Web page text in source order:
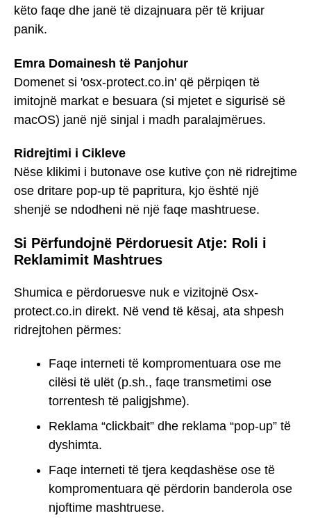
këto faqe dhe janë të dizajnuara për të krijuar
panik.
Emra Domainesh të Panjohur
Domenet si 'osx-protect.co.in' që përpiqen të
imitojnë markat e besuara (si mjetet e sigurisë së
macOS) janë një sinjal i madh paralajmërues.
Ridrejtimi i Cikleve
Nëse klikimi i butonave ose kutive çon në ridrejtime
ose dritare pop-up të papritura, kjo është një
shenjë se ndodheni në një faqe mashtruese.
Si Përfundojnë Përdoruesit Atje: Roli i
Reklamimit Mashtrues
Shumica e përdoruesve nuk e vizitojnë Osx-
protect.co.in direkt. Në vend të kësaj, ata shpesh
ridrejtohen përmes:
Faqe interneti të kompromentuara ose me
cilësi të ulët (p.sh., faqe transmetimi ose
torrentesh të paligjshme).
Reklama “clickbait” dhe reklama “pop-up” të
dyshimta.
Faqe interneti të tjera keqdashëse ose të
kompromentuara që përdorin banderola ose
njoftime mashtruese.